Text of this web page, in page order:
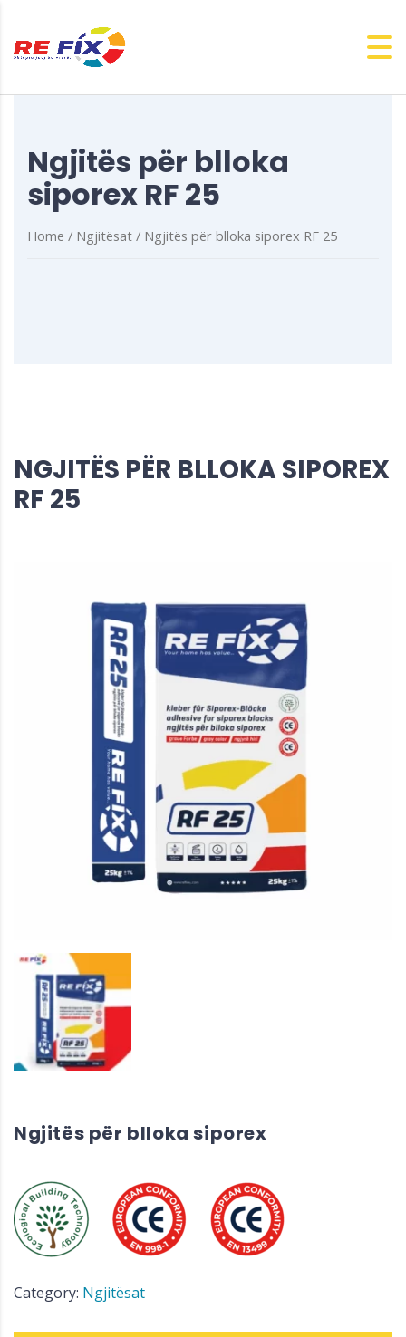
Ngjitës për blloka
siporex RF 25
Home / Ngjitësat / Ngjitës për blloka siporex RF 25
NGJITËS PËR BLLOKA SIPOREX
RF 25
Ngjitës për blloka siporex
Category: Ngjitësat